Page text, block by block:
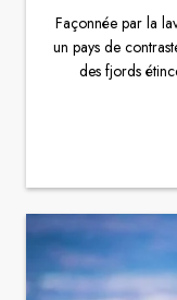
Façonnée par la
un pays de
des fjords